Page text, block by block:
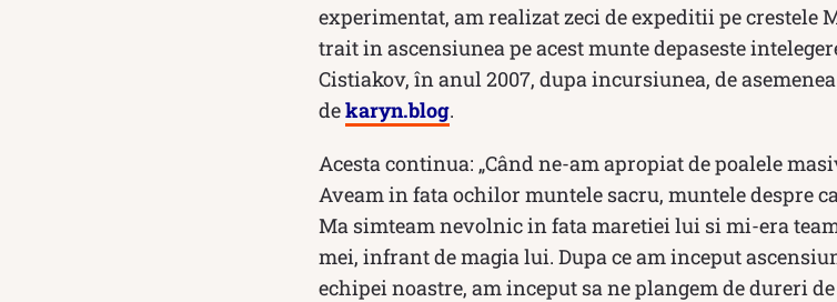
experimentat, am realizat zeci de expeditii pe crestele
trait in ascensiunea pe acest munte depaseste
Cis­tia­kov, în anul 2007, dupa incursiunea, de
dekaryn.blog.
Acesta continua: „Când ne-am apropiat de poalele
Aveam in fata ochilor muntele sacru, muntele despre
Ma simteam nevolnic in fata maretiei lui si mi-era
mei, in­frant de magia lui. Dupa ce am inceput
echipei noastre, am in­ceput sa ne plangem de dureri